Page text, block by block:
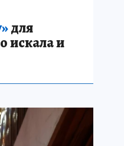
для
искала и